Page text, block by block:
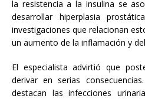
la resistencia a la insulina se
desarrollar hiperplasia
investigaciones que relacionan
un aumento de la inflamación y
El especialista advirtió que
derivar en serias
destacan las infecciones